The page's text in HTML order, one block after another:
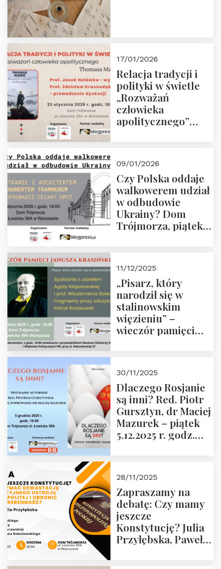
17/01/2026
Relacja tradycji i
polityki w świetle
„Rozważań
człowieka
apolitycznego”
godz. 18:00.
Zapraszamy!
09/01/2026
Czy Polska oddaje
walkowerem udział
w odbudowie
Ukrainy? Dom
Trójmorza, piątek
11/12/2025
„Pisarz, który
narodził się w
stalinowskim
więzieniu” –
wieczór pamięci
zwiedzanie
Muzeum Żołnierzy
Wyklętych i
Więźniów
Politycznych PRL o
godz. 16:00 – 19
30/11/2025
Dlaczego Rosjanie
są inni? Red. Piotr
Gursztyn, dr Maciej
Mazurek – piątek
5.12.2025 r. godz.
28/11/2025
Zapraszamy na
debatę: Czy mamy
jeszcze
Konstytucję? Julia
Przyłębska, Paweł